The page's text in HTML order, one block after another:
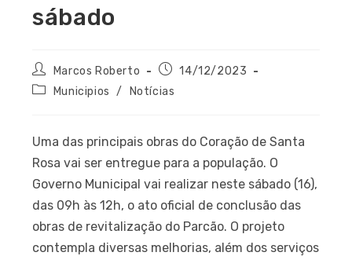
sábado
Marcos Roberto
14/12/2023
Municipios
/ Notícias
Uma das principais obras do Coração de Santa
Rosa vai ser entregue para a população. O
Governo Municipal vai realizar neste sábado (16),
das 09h às 12h, o ato oficial de conclusão das
obras de revitalização do Parcão. O projeto
contempla diversas melhorias, além dos serviços